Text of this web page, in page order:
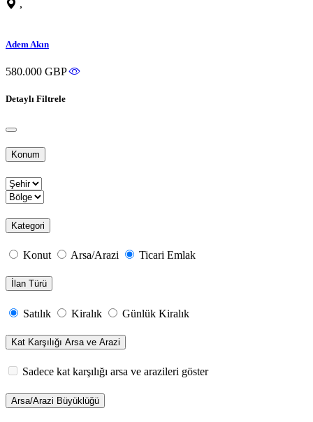
,
Adem Akın
580.000 GBP
Detaylı Filtrele
Konum
Kategori
Konut Arsa/Arazi Ticari Emlak
İlan Türü
Satılık Kiralık Günlük Kiralık
Kat Karşılığı Arsa ve Arazi
Sadece kat karşılığı arsa ve arazileri göster
Arsa/Arazi Büyüklüğü